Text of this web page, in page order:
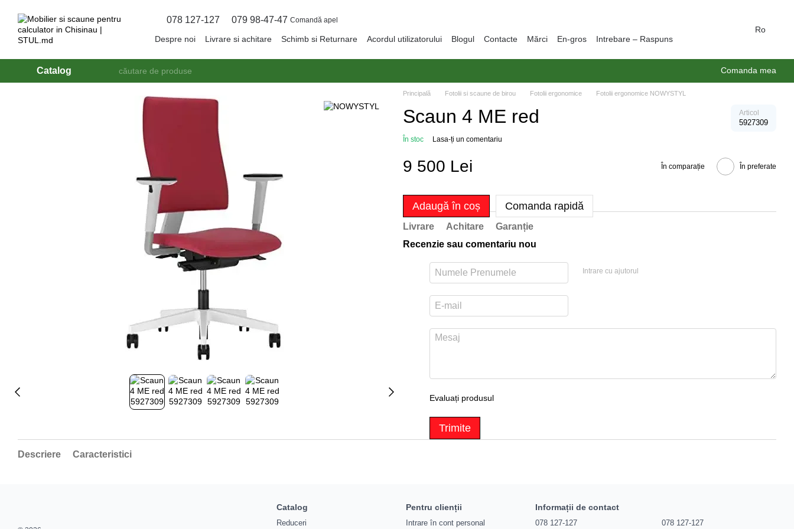
078 127-127 079 98-47-47 Comandă apel
Despre noi Livrare si achitare Schimb si Returnare Acordul utilizatorului Blogul Contacte Mărci En-gros Intrebare – Raspuns
Ro
Catalog Comanda mea
Principală Fotolii si scaune de birou Fotolii ergonomice Fotolii ergonomice NOWYSTYL
Scaun 4 ME red Articol
5927309
În stoc Lasa-ți un comentariu
9 500 Lei În comparație În preferate
Adaugă în coș Comanda rapidă
Livrare Achitare
Garanție
Recenzie sau comentariu nou
Intrare cu ajutorul
Evaluați produsul
Trimite
Descriere Caracteristici
Catalog
Reduceri
Pentru clienții
Intrare în cont personal
Informații de contact
078 127-127 078 127-127